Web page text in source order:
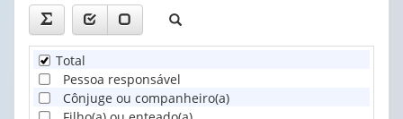
Total
Pessoa responsável
Cônjuge ou companheiro(a)